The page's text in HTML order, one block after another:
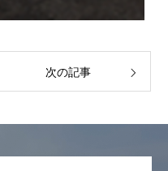
次の記事